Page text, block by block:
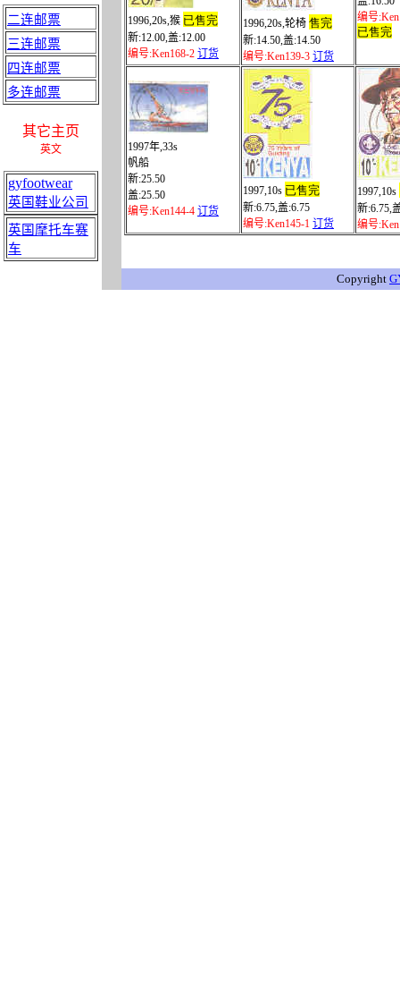
二连邮票
三连邮票
四连邮票
多连邮票
其它主页
英文
gyfootwear
英国鞋业公司
英国摩托车赛
车
1996,20s,猴 已售完
新:12.00,盖:12.00
编号:Ken168-2 订货
1996,20s,轮椅 售完
新:14.50,盖:14.50
编号:Ken139-3 订货
编号
已售完
1997年,33s
帆船
新:25.50
盖:25.50
编号:Ken144-4 订货
1997,10s 已售完
新:6.75,盖:6.75
编号:Ken145-1 订货
1997,10s
新:6.75,
编号
Copyright